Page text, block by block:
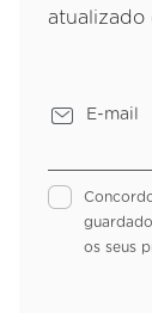
atualizado
os seus